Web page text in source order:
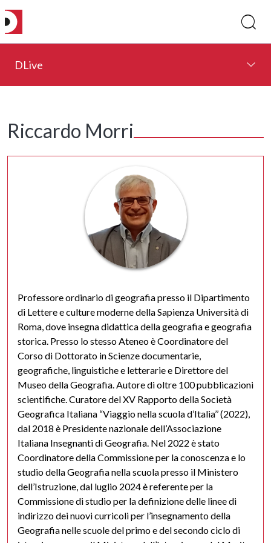
DLive
Riccardo Morri
Professore ordinario di geografia presso il Dipartimento
di Lettere e culture moderne della Sapienza Università di
Roma, dove insegna didattica della geografia e geografia
storica. Presso lo stesso Ateneo è Coordinatore del
Corso di Dottorato in Scienze documentarie,
geografiche, linguistiche e letterarie e Direttore del
Museo della Geografia. Autore di oltre 100 pubblicazioni
scientifiche. Curatore del XV Rapporto della Società
Geografica Italiana “Viaggio nella scuola d’Italia’’ (2022),
dal 2018 è Presidente nazionale dell’Associazione
Italiana Insegnanti di Geografia. Nel 2022 è stato
Coordinatore della Commissione per la conoscenza e lo
studio della Geografia nella scuola presso il Ministero
dell’Istruzione, dal luglio 2024 è referente per la
Commissione di studio per la definizione delle linee di
indirizzo dei nuovi curricoli per l’insegnamento della
Geografia nelle scuole del primo e del secondo ciclo di